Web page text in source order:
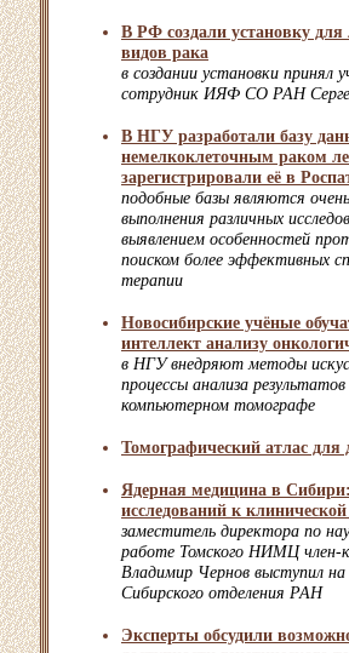
В РФ создали установку
видов рака
в создании установки принял
сотрудник ИЯФ СО РАН
В НГУ разработали базу
немелкоклеточным раком
зарегистрировали её в
подобные базы являются
выполнения различных
выявлением особенностей
поиском более эффективных
терапии
Новосибирские учёные
интеллект анализу
в НГУ внедряют методы
процессы анализа
компьютерном томографе
Томографический атлас для
Ядерная медицина в
исследований к
заместитель директора по
работе Томского НИМЦ член-
Владимир Чернов выступил
Сибирского отделения РАН
Эксперты обсудили